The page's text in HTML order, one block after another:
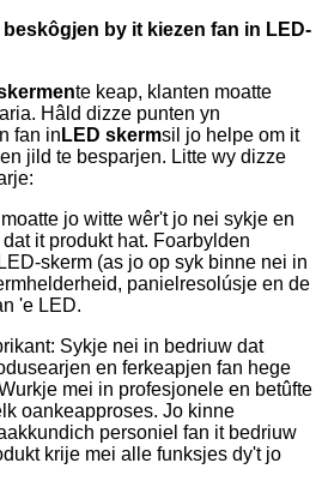
by it kiezen fan in LED-
te keap, klanten moatte
Hâld dizze punten yn
fan in LED skermsil jo helpe om it
jild te besparjen. Litte wy dizze
jo witte wêr't jo nei sykje en
it produkt hat. Foarbylden
skerm (as jo op syk binne nei in
panielresolúsje en de
'e LED.
Sykje nei in bedriuw dat
en ferkeapjen fan hege
mei in profesjonele en betûfte
oankeapproses. Jo kinne
personiel fan it bedriuw
krije mei alle funksjes dy't jo